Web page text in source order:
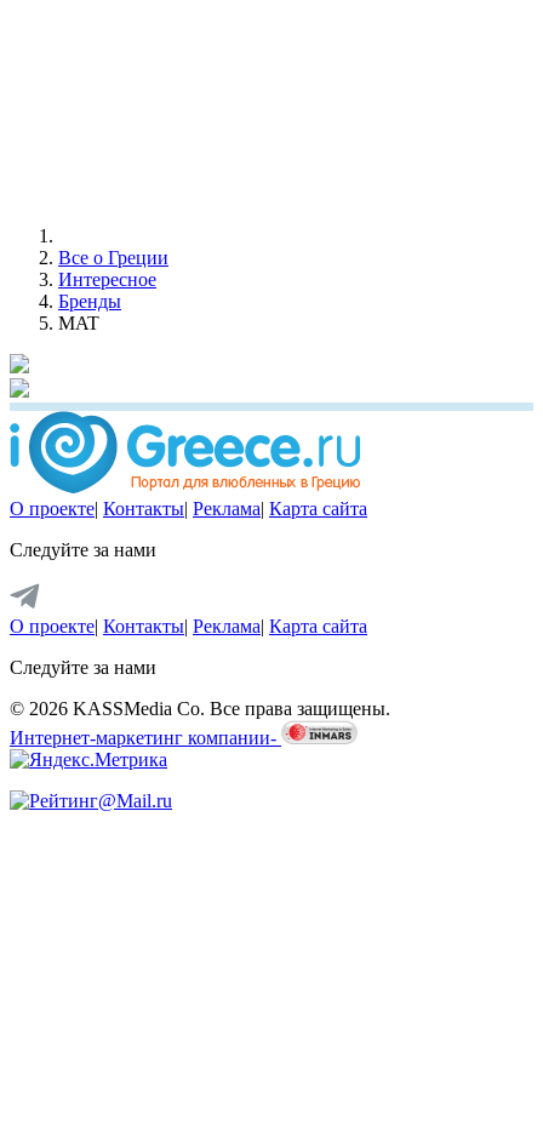
Все о Греции
Интересное
Бренды
MAT
О проекте| Контакты| Реклама| Карта сайта
Следуйте за нами
О проекте| Контакты| Реклама| Карта сайта
Следуйте за нами
© 2026 KASSMedia Co. Все права защищены.
Интернет-маркетинг компании-